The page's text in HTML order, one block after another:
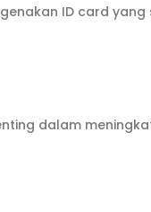
ID card yang
dalam